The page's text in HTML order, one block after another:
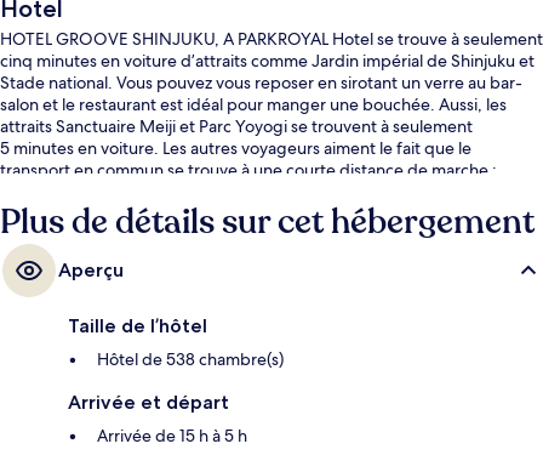
Hotel
HOTEL GROOVE SHINJUKU, A PARKROYAL Hotel se trouve à seulement
cinq minutes en voiture d’attraits comme Jardin impérial de Shinjuku et
Stade national. Vous pouvez vous reposer en sirotant un verre au bar-
salon et le restaurant est idéal pour manger une bouchée. Aussi, les
attraits Sanctuaire Meiji et Parc Yoyogi se trouvent à seulement
5 minutes en voiture. Les autres voyageurs aiment le fait que le
transport en commun se trouve à une courte distance de marche :
métro Shinjuku-Sanchōme, à 9 minutes.
Plus de détails sur cet hébergement
Aperçu
Taille de l’hôtel
Hôtel de 538 chambre(s)
Arrivée et départ
Arrivée de 15 h à 5 h